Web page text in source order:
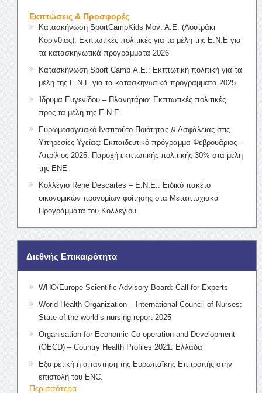
Εκπτώσεις & Προσφορές
Κατασκήνωση SportCampKids Μον. Α.Ε. (Λουτράκι
Κορινθίας): Εκπτωτικές πολιτικές για τα μέλη της Ε.Ν.Ε για
τα κατασκηνωτικά προγράμματα 2026
Κατασκήνωση Sport Camp Α.Ε.: Εκπτωτική πολιτική για τα
μέλη της Ε.Ν.Ε για τα κατασκηνωτικά προγράμματα 2025
Ίδρυμα Ευγενίδου – Πλανητάριο: Εκπτωτικές πολιτικές
προς τα μέλη της Ε.Ν.Ε.
Ευρωμεσογειακό Ινστιτούτο Ποιότητας & Ασφάλειας στις
Υπηρεσίες Υγείας: Εκπαιδευτικό πρόγραμμα Φεβρουάριος –
Απρίλιος 2025: Παροχή εκπτωτικής πολιτικής 30% στα μέλη
της ΕΝΕ
Κολλέγιο Rene Descartes – Ε.Ν.Ε.: Ειδικό πακέτο
οικονομικών προνομίων φοίτησης στα Μεταπτυχιακά
Προγράμματα του Κολλεγίου.
Διεθνής Επικαιρότητα
WHO/Europe Scientific Advisory Board: Call for Experts
World Health Organization – International Council of Nurses:
State of the world’s nursing report 2025
Organisation for Economic Co-operation and Development
(OECD) – Country Health Profiles 2021: Ελλάδα
Εξαιρετική η απάντηση της Ευρωπαϊκής Επιτροπής στην
επιστολή του ENC.
Περισσότερα